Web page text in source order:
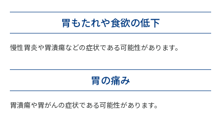
胃もたれや食欲の低下
慢性胃炎や胃潰瘍などの症状である可能性があります。
胃の痛み
胃潰瘍や胃がんの症状である可能性があります。